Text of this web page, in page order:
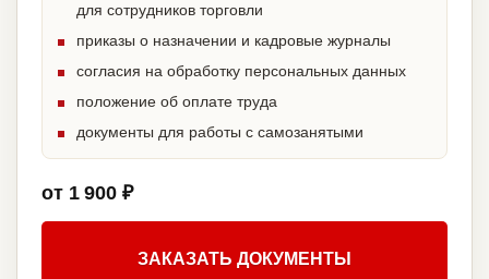
для сотрудников торговли
приказы о назначении и кадровые журналы
согласия на обработку персональных данных
положение об оплате труда
документы для работы с самозанятыми
от 1 900 ₽
ЗАКАЗАТЬ ДОКУМЕНТЫ